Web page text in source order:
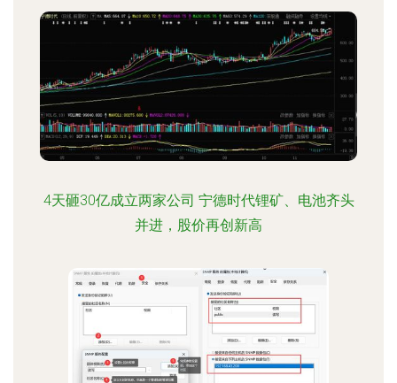
4天砸30亿成立两家公司 宁德时代锂矿、电池齐头
并进，股价再创新高